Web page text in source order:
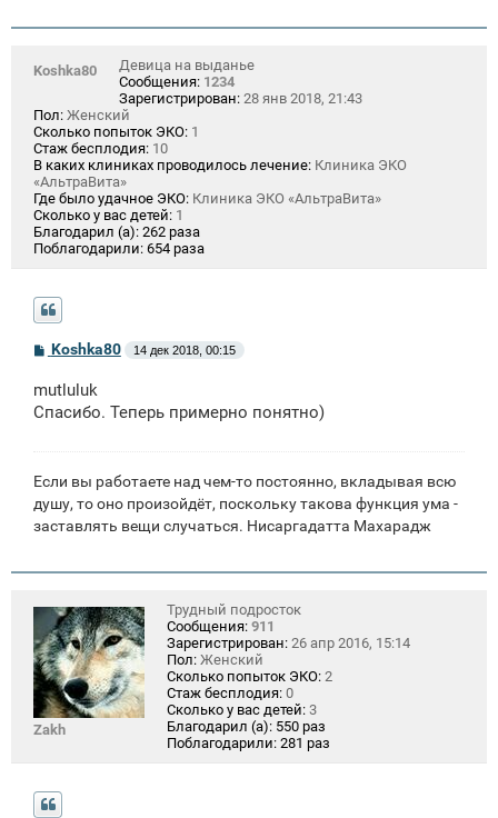
Koshka80
Девица на выданье
Сообщения: 1234
Зарегистрирован: 28 янв 2018, 21:43
Пол: Женский
Сколько попыток ЭКО: 1
Стаж бесплодия: 10
В каких клиниках проводилось лечение: Клиника ЭКО
«АльтраВита»
Где было удачное ЭКО: Клиника ЭКО «АльтраВита»
Сколько у вас детей: 1
Благодарил (а): 262 раза
Поблагодарили: 654 раза
С
о
б
щ
Koshka80 14 дек 2018, 00:15
mutluluk
Спасибо. Теперь примерно понятно)
Если вы работаете над чем-то постоянно, вкладывая всю
душу, то оно произойдёт, поскольку такова функция ума -
заставлять вещи случаться. Нисаргадатта Махарадж
Zakh
Трудный подросток
Сообщения: 911
Зарегистрирован: 26 апр 2016, 15:14
Пол: Женский
Сколько попыток ЭКО: 2
Стаж бесплодия: 0
Сколько у вас детей: 3
Благодарил (а): 550 раз
Поблагодарили: 281 раз